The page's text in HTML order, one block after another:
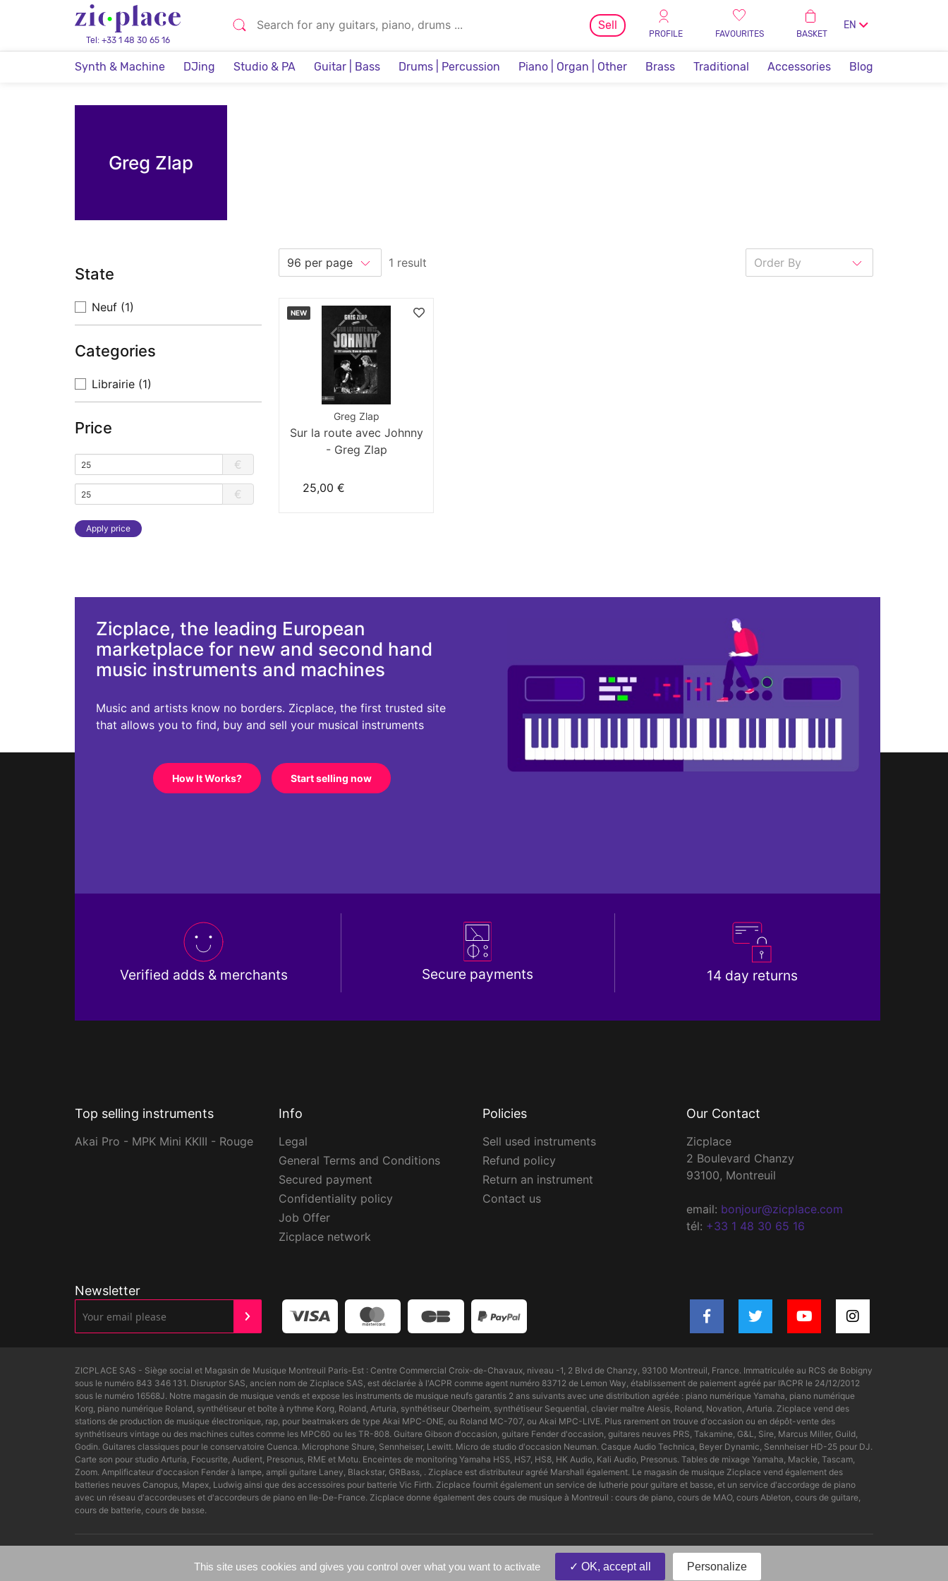
Tel: +33 1 48 30 65 16
Sell
PROFILE FAVOURITES BASKET
EN
Synth & Machine DJing Studio & PA Guitar | Bass Drums | Percussion Piano | Organ | Other Brass Traditional Accessories Blog
Greg Zlap
State
Neuf (1)
Categories
Librairie (1)
Price
€
€
Apply price
1 result
NEW
Greg Zlap
Sur la route avec Johnny
- Greg Zlap
25,00 €
Zicplace, the leading European
marketplace for new and second hand
music instruments and machines
Music and artists know no borders. Zicplace, the first trusted site
that allows you to find, buy and sell your musical instruments
How It Works? Start selling now
Verified adds & merchants Secure payments 14 day returns
Top selling instruments
Akai Pro - MPK Mini KKIII - Rouge
Info
Legal
General Terms and Conditions
Secured payment
Confidentiality policy
Job Offer
Zicplace network
Policies
Sell used instruments
Refund policy
Return an instrument
Contact us
Our Contact
Zicplace
2 Boulevard Chanzy
93100, Montreuil
email: bonjour@zicplace.com
tél: +33 1 48 30 65 16
Newsletter
ZICPLACE SAS - Siège social et Magasin de Musique Montreuil Paris-Est : Centre Commercial Croix-de-Chavaux, niveau -1, 2 Blvd de Chanzy, 93100 Montreuil, France. Immatriculée au RCS de Bobigny
sous le numéro 843 346 131. Disruptor SAS, ancien nom de Zicplace SAS, est déclarée à l'ACPR comme agent numéro 83712 de Lemon Way, établissement de paiement agréé par l’ACPR le 24/12/2012
sous le numéro 16568J. Notre magasin de musique vends et expose les instruments de musique neufs garantis 2 ans suivants avec une distribution agréée : piano numérique Yamaha, piano numérique
Korg, piano numérique Roland, synthétiseur et boîte à rythme Korg, Roland, Arturia, synthétiseur Oberheim, synthétiseur Sequential, clavier maître Alesis, Roland, Novation, Arturia. Zicplace vend des
stations de production de musique électronique, rap, pour beatmakers de type Akai MPC-ONE, ou Roland MC-707, ou Akai MPC-LIVE. Plus rarement on trouve d'occasion ou en dépôt-vente des
synthétiseurs vintage ou des machines cultes comme les MPC60 ou les TR-808. Guitare Gibson d'occasion, guitare Fender d'occasion, guitares neuves PRS, Takamine, G&L, Sire, Marcus Miller, Guild,
Godin. Guitares classiques pour le conservatoire Cuenca. Microphone Shure, Sennheiser, Lewitt. Micro de studio d'occasion Neuman. Casque Audio Technica, Beyer Dynamic, Sennheiser HD-25 pour DJ.
Carte son pour studio Arturia, Focusrite, Audient, Presonus, RME et Motu. Enceintes de monitoring Yamaha HS5, HS7, HS8, HK Audio, Kali Audio, Presonus. Tables de mixage Yamaha, Mackie, Tascam,
Zoom. Amplificateur d'occasion Fender à lampe, ampli guitare Laney, Blackstar, GRBass, . Zicplace est distributeur agréé Marshall également. Le magasin de musique Zicplace vend également des
batteries neuves Canopus, Mapex, Ludwig ainsi que des accessoires pour batterie Vic Firth. Zicplace fournit également un service de lutherie pour guitare et basse, et un service d'accordage de piano
avec un réseau d'accordeuses et d'accordeurs de piano en Ile-De-France. Zicplace donne également des cours de musique à Montreuil : cours de piano, cours de MAO, cours Ableton, cours de guitare,
cours de batterie, cours de basse.
Legal
This site uses cookies and gives you control over what you want to activate OK, accept all Personalize